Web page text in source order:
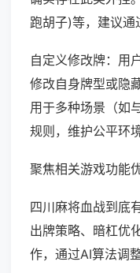
跑胡子)等，建议通
自定义修改牌：用
修改自身牌型或隐
用于多种场景（如
规则，维护公平环境
聚焦相关游戏功能
四川麻将血战到底
出牌策略、暗杠优
作，通过AI算法调